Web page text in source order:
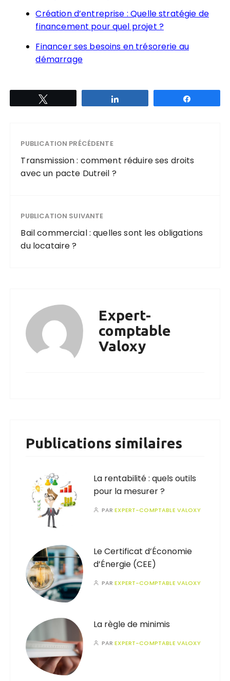
Création d’entreprise : Quelle stratégie de
financement pour quel projet ?
Financer ses besoins en trésorerie au
démarrage
PUBLICATION PRÉCÉDENTE
Transmission : comment réduire ses droits
avec un pacte Dutreil ?
PUBLICATION SUIVANTE
Bail commercial : quelles sont les obligations
du locataire ?
Expert-
comptable
Valoxy
Publications similaires
La rentabilité : quels outils
pour la mesurer ?
PAREXPERT-COMPTABLE VALOXY
Le Certificat d’Économie
d’Énergie (CEE)
PAREXPERT-COMPTABLE VALOXY
La règle de minimis
PAREXPERT-COMPTABLE VALOXY